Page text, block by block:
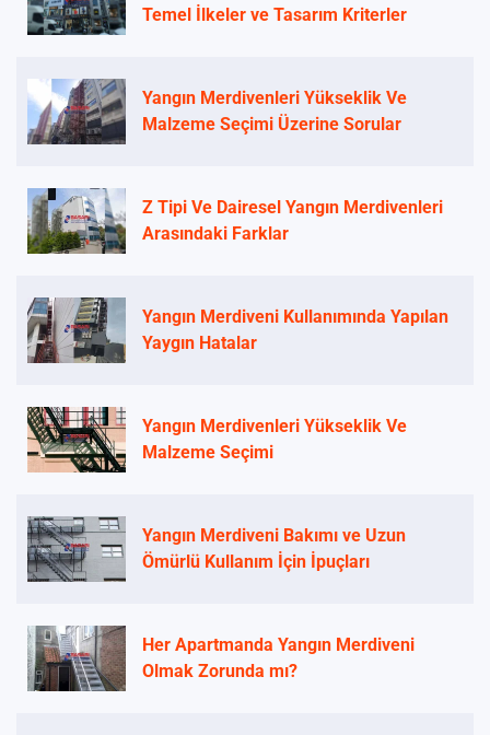
Temel İlkeler ve Tasarım Kriterler
Yangın Merdivenleri Yükseklik Ve
Malzeme Seçimi Üzerine Sorular
Z Tipi Ve Dairesel Yangın Merdivenleri
Arasındaki Farklar
Yangın Merdiveni Kullanımında Yapılan
Yaygın Hatalar
Yangın Merdivenleri Yükseklik Ve
Malzeme Seçimi
Yangın Merdiveni Bakımı ve Uzun
Ömürlü Kullanım İçin İpuçları
Her Apartmanda Yangın Merdiveni
Olmak Zorunda mı?